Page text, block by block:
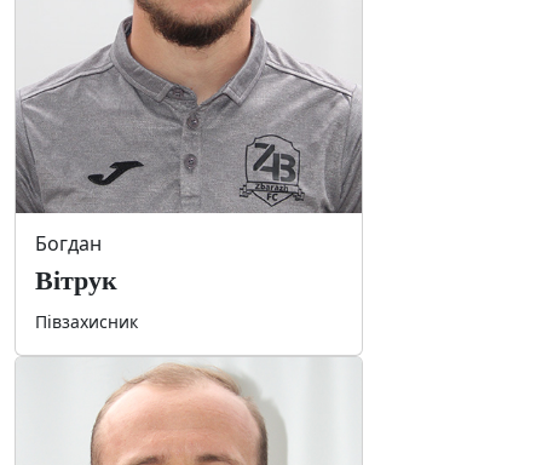
Богдан
Вітрук
Півзахисник